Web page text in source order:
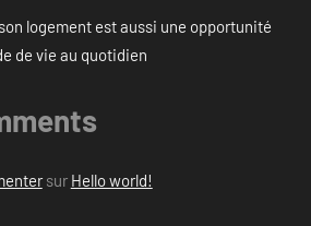
logement est aussi une opportunité
de vie au quotidien
sur Hello world!